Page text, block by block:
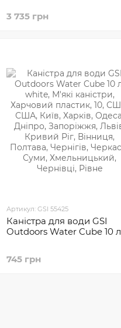
3 735 грн
Артикул: GSI 55425
Каністра для води GSI
Outdoors Water Cube 10 л
745 грн